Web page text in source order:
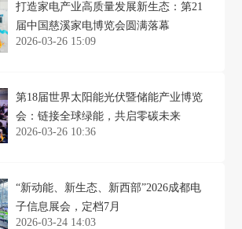
打造家电产业高质量发展新生态：第21
届中国慈溪家电博览会圆满落幕
2026-03-26 15:09
第18届世界太阳能光伏暨储能产业博览
会：链接全球绿能，共启零碳未来
2026-03-26 10:36
“新动能、新生态、新西部”2026成都电
子信息展会，定档7月
2026-03-24 14:03